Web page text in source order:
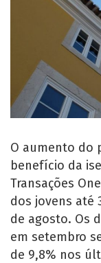
O aumento do
benefício da
Transações
dos jovens até
de agosto. Os
em setembro
de 9,8% nos